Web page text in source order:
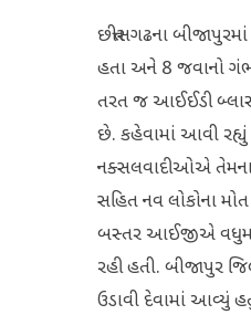
છત્તીસગઢના
હતા અને 8 જવાનો
તરત જ આઈઈડી
છે. કહેવામાં આવી રહ્યું
નક્સલવાદીઓએ તેમના
સહિત નવ લોકોના
બસ્તર આઈજીએ વધુમાં
રહી હતી. બીજાપુર
ઉડાવી દેવામાં આવ્યું